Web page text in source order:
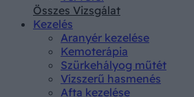
Összes Vizsgálat
Kezelés
Aranyér kezelése
Kemoterápia
Szürkehályog műtét
Vízszerű hasmenés
Afta kezelése